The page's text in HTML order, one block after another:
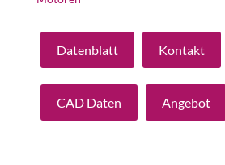
Datenblatt Kontakt
CAD Daten Angebot